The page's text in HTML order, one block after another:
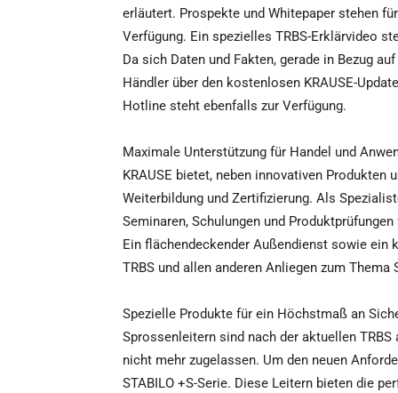
erläutert. Prospekte und Whitepaper stehen
Verfügung. Ein spezielles TRBS-Erklärvideo
Da sich Daten und Fakten, gerade in Bezug
Händler über den kostenlosen KRAUSE-
Hotline steht ebenfalls zur Verfügung.
Maximale Unterstützung für Handel und
KRAUSE bietet, neben innovativen
Weiterbildung und Zertifizierung. Als
Seminaren, Schulungen und
Ein flächendeckender Außendienst sowie ein
TRBS und allen anderen Anliegen zum
Spezielle Produkte für ein Höchstmaß an
Sprossenleitern sind nach der aktuellen
nicht mehr zugelassen. Um den neuen
STABILO +S-Serie. Diese Leitern bieten die